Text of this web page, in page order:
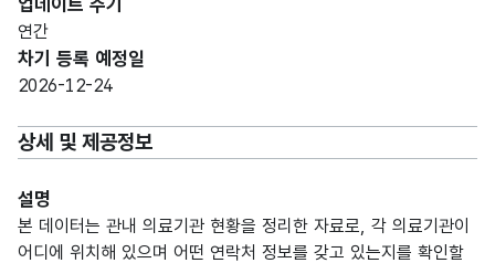
업데이트 주기
연간
차기 등록 예정일
2026-12-24
상세 및 제공정보
설명
본 데이터는 관내 의료기관 현황을 정리한 자료로, 각 의료기관이
어디에 위치해 있으며 어떤 연락처 정보를 갖고 있는지를 확인할